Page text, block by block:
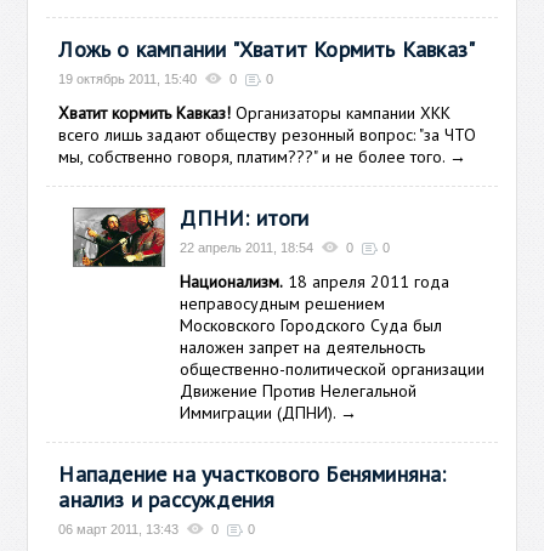
Ложь о кампании "Хватит Кормить Кавказ"
19 октябрь 2011, 15:40 0 0
Хватит кормить Кавказ!Организаторы кампании ХКК
всего лишь задают обществу резонный вопрос: "за ЧТО
мы, собственно говоря, платим???" и не более того. →
ДПНИ: итоги
22 апрель 2011, 18:54 0 0
Национализм. 18 апреля 2011 года
неправосудным решением
Московского Городского Суда был
наложен запрет на деятельность
общественно-политической организации
Движение Против Нелегальной
Иммиграции (ДПНИ). →
Нападение на участкового Беняминяна:
анализ и рассуждения
06 март 2011, 13:43 0 0